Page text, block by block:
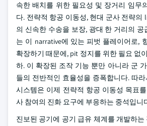
속한 배치를 위한 필요성 및 장거리 임무
다. 전략적 항공 이동성, 현대 군사 전략의
의 신속한 수송을 보장, 광대 한 거리의 공
는 이 narrative에 있는 피벗 플레이어로,
확장하기 때문에, pit 정지를 위한 필요 없
하. 이 확장된 조작 기능 뿐만 아니라 군
들의 전반적인 효율성을 증폭합니다. 따
시스템은 이제 전략적 항공 이동성 목표
사 참여의 진화 요구에 부응하는 중석입니
진보된 공기에 공기 급유 체계를 개발하는